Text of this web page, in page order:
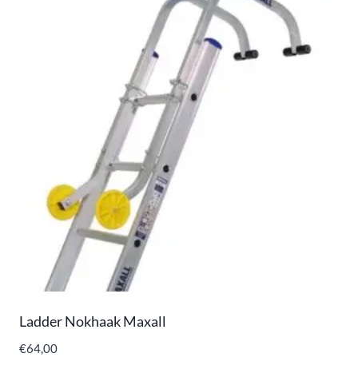
Ladder Nokhaak Maxall
€64,00